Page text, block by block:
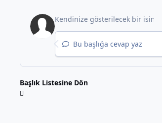
Bu başlığa cevap yaz
Başlık Listesine Dön